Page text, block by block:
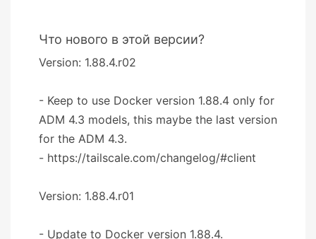
Что нового в этой версии?
Version: 1.88.4.r02
- Keep to use Docker version 1.88.4 only for
ADM 4.3 models, this maybe the last version
for the ADM 4.3.
- https://tailscale.com/changelog/#client
Version: 1.88.4.r01
- Update to Docker version 1.88.4.